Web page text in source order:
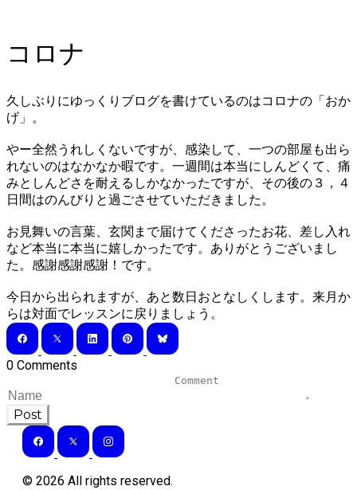
コロナ
久しぶりにゆっくりブログを書けているのはコロナの「おか
げ」。
やー全然うれしくないですが、感染して、一つの部屋も出ら
れないのはなかなか暇です。一週間は本当にしんどくて、痛
みとしんどさを耐えるしかなかったですが、その後の３，４
日間はのんびりと過ごさせていただきました。
お見舞いの言葉、玄関まで届けてくださったお花、差し入れ
など本当に本当に嬉しかったです。ありがとうございまし
た。感謝感謝感謝！です。
今日から出られますが、あと数日おとなしくします。来月か
らは対面でレッスンに戻りましょう。
0 Comments
Post
© 2026 All rights reserved.